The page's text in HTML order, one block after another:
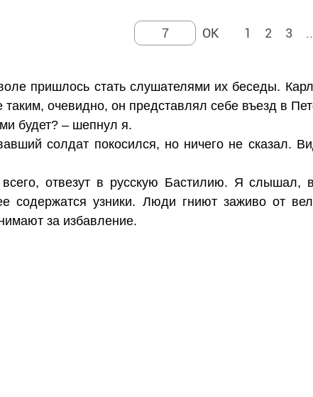
1 2 3
пришлось стать слушателями их беседы.
очевидно, он представлял себе въезд в
будет? – шепнул я.
солдат покосился, но ничего не сказал.
отвезут в русскую Бастилию. Я слышал,
содержатся узники. Люди гниют заживо от
за избавление.